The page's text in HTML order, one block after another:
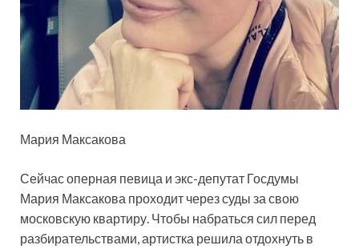
Мария Максакова
Сейчас оперная певица и экс-депутат Госдумы
Мария Максакова проходит через суды за свою
московскую квартиру. Чтобы набраться сил перед
разбирательствами, артистка решила отдохнуть в